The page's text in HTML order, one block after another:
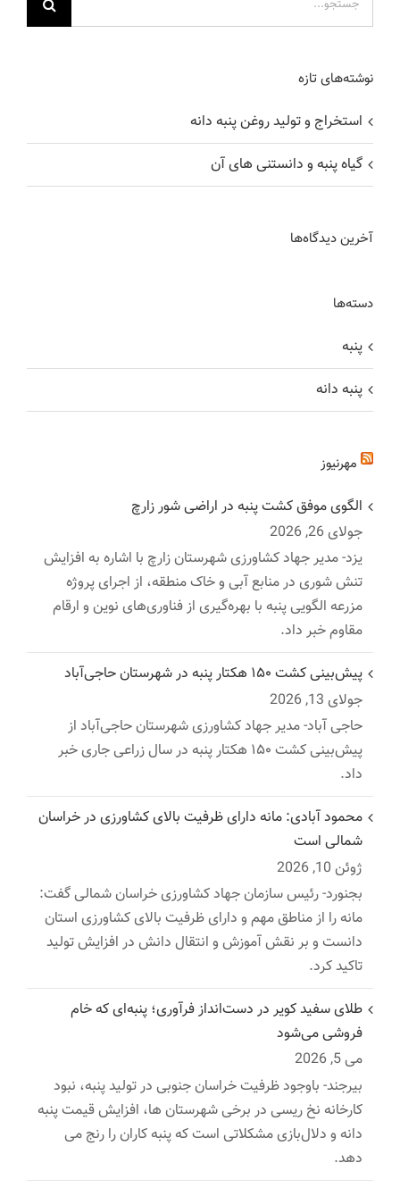
برای:
نوشته‌های تازه
استخراج و تولید روغن پنبه دانه
گیاه پنبه و دانستنی های آن
آخرین دیدگاه‌ها
دسته‌ها
پنبه
پنبه دانه
مهرنیوز
الگوی موفق کشت پنبه در اراضی شور زارچ
جولای 26, 2026
یزد- مدیر جهاد کشاورزی شهرستان زارچ با اشاره به افزایش
تنش شوری در منابع آبی و خاک منطقه، از اجرای پروژه
مزرعه الگویی پنبه با بهره‌گیری از فناوری‌های نوین و ارقام
مقاوم خبر داد.
پیش‌بینی کشت ۱۵۰ هکتار پنبه در شهرستان حاجی‌آباد
جولای 13, 2026
حاجی آباد- مدیر جهاد کشاورزی شهرستان حاجی‌آباد از
پیش‌بینی کشت ۱۵۰ هکتار پنبه در سال زراعی جاری خبر
داد.
محمود آبادی: مانه دارای ظرفیت بالای کشاورزی در خراسان
شمالی است
ژوئن 10, 2026
بجنورد- رئیس سازمان جهاد کشاورزی خراسان شمالی گفت:
مانه را از مناطق مهم و دارای ظرفیت بالای کشاورزی استان
دانست و بر نقش آموزش و انتقال دانش در افزایش تولید
تاکید کرد.
طلای سفید کویر در دست‌انداز فرآوری؛ پنبه‌ای که خام
فروشی می‌شود
می 5, 2026
بیرجند- باوجود ظرفیت خراسان جنوبی در تولید پنبه، نبود
کارخانه نخ ریسی در برخی شهرستان ها، افزایش قیمت پنبه
دانه و دلال‌بازی مشکلاتی است که پنبه کاران را رنج می
دهد.